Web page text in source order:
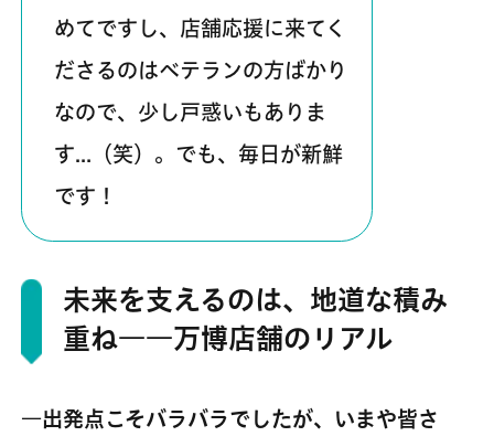
めてですし、店舗応援に来てく
ださるのはベテランの方ばかり
なので、少し戸惑いもありま
す…（笑）。でも、毎日が新鮮
です！
未来を支えるのは、地道な積み
重ね――万博店舗のリアル
―出発点こそバラバラでしたが、いまや皆さ